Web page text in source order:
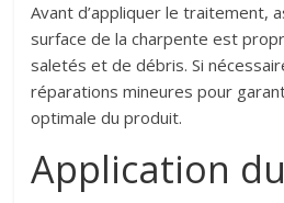
Avant d’appliquer le traitement,
surface de la charpente est
saletés et de débris. Si
réparations mineures pour
optimale du produit.
Application